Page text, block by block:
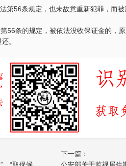
56条规定，也未故意重新犯罪，而被
条的规定，被依法没收保证金的，
。
下一篇：
四川“黑老大”刘汉刘维全国特大涉
2014年5月23日，湖北省咸宁市
法院对刘汉、刘维等36名被告人组
李某受贿130余万元，论罪当处十
辩护意见：失控不实，李某客观上
相关职权；本案属于单位受贿；李
到保管财物…
重庆某县原县长（正厅级）受贿案
辩护意见：金额有争议，提出排非
讯问过程存在非法取证行为，相
排除，被告…